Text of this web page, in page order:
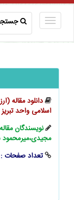
دانلود مقاله
اسلامی واحد
نویسندگان
مجیدی،میرمحمود
تعداد صفحات : 26 صفحه